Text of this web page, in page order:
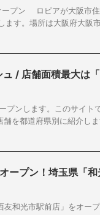
プン ロピアが大阪市住
す。場所は大阪府大阪
/ 店舗面積最大は
プンします。このサイト
を都道府県別に紹介し
ープン！埼玉県「和
和光市駅前店」をオー